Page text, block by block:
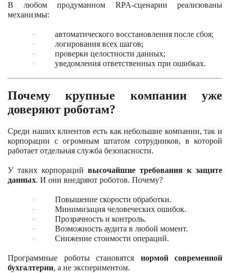
В любом продуманном RPA-сценарии реализованы
механизмы:
· автоматического восстановления после сбоя;
· логирования всех шагов;
· проверки целостности данных;
· уведомления ответственных при ошибках.
Почему крупные компании уже
доверяют роботам?
Среди наших клиентов есть как небольшие компании, так и
корпорации с огромным штатом сотрудников, в которой
работает отдельная служба безопасности.
У таких корпораций высочайшие требования к защите
данных. И они внедряют роботов. Почему?
· Повышение скорости обработки.
· Минимизация человеческих ошибок.
· Прозрачность и контроль.
· Возможность аудита в любой момент.
· Снижение стоимости операций.
Программные роботы становятся нормой современной
бухгалтерии, а не экспериментом.